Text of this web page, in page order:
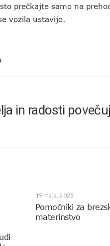
prečkajte samo na
vozila ustavijo.
in radosti
19 maja, 2025
Pomočniki za
materinstvo